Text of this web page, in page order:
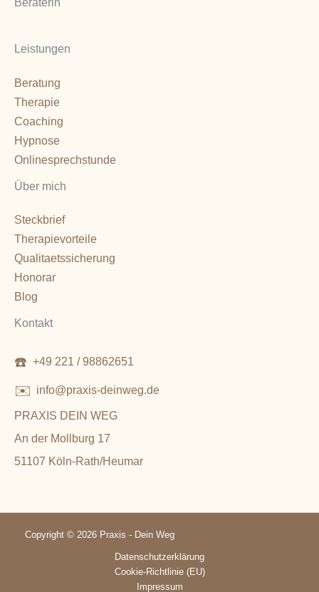
Leistungen
Beratung
Therapie
Coaching
Hypnose
Onlinesprechstunde
Über mich
Steckbrief
Therapievorteile
Qualitaetssicherung
Honorar
Blog
Kontakt
☎️ +49 221 / 98862651
✉️ info@praxis-deinweg.de
PRAXIS DEIN WEG
An der Mollburg 17
51107 Köln-Rath/Heumar
Copyright © 2026 Praxis - Dein Weg
Datenschutzerklärung
Cookie-Richtlinie (EU)
Impressum